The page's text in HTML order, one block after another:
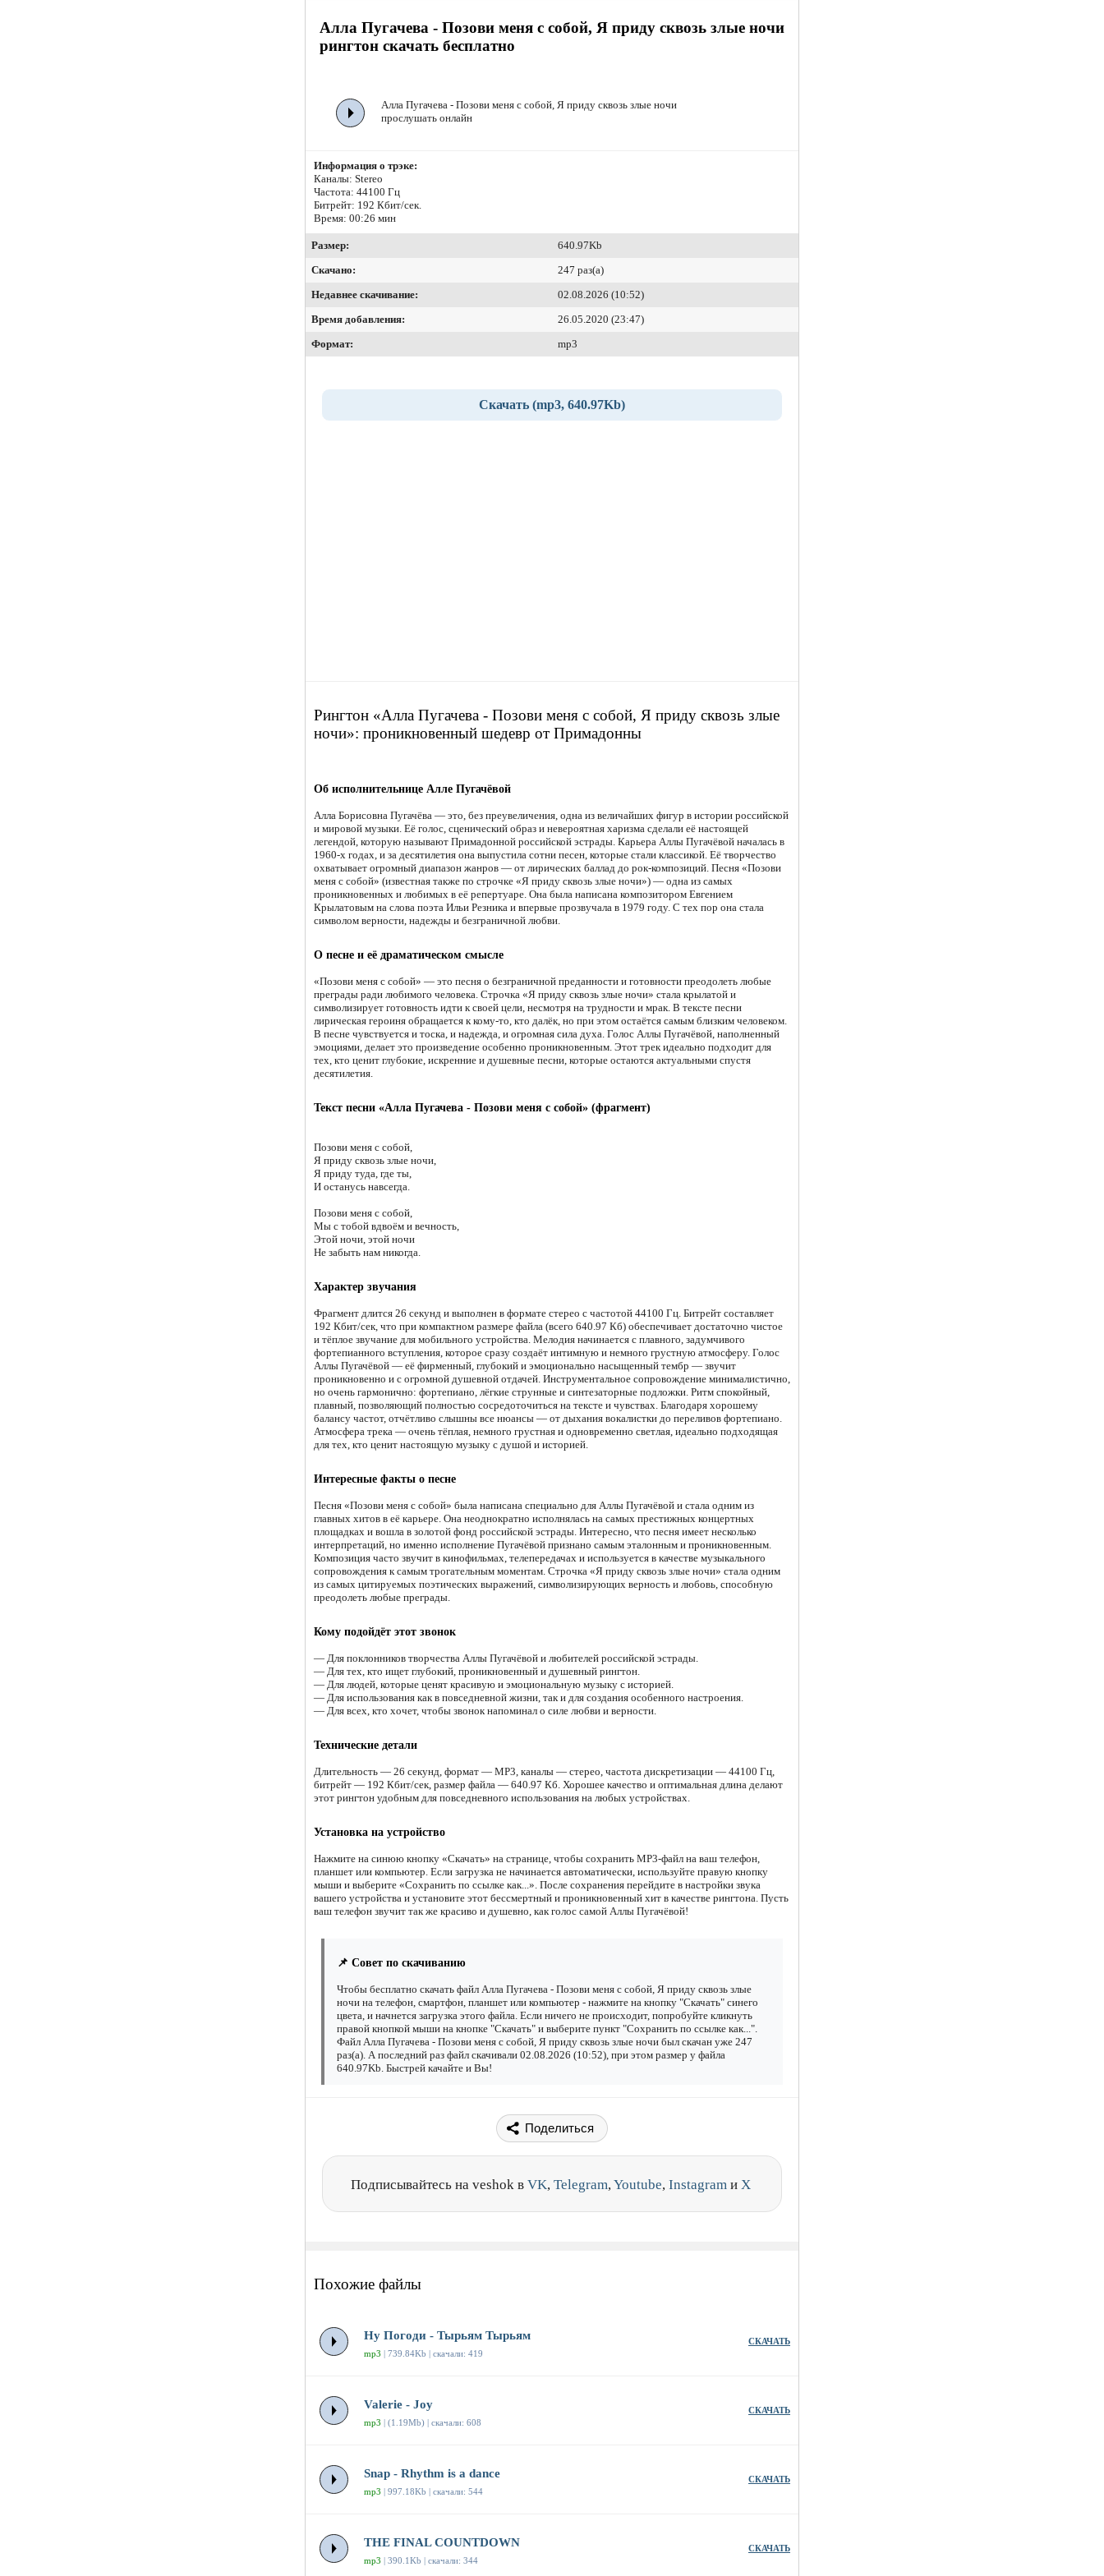
Алла Пугачева - Позови меня с собой, Я приду сквозь злые ночи
рингтон скачать бесплатно
Алла Пугачева - Позови меня с собой, Я приду сквозь злые ночи
прослушать онлайн
Информация о трэке:
Каналы: Stereo
Частота: 44100 Гц
Битрейт: 192 Кбит/сек.
Время: 00:26 мин
Размер:
640.97Kb
Скачано:
247 раз(а)
Недавнее скачивание:
02.08.2026 (10:52)
Время добавления:
26.05.2020 (23:47)
Формат:
mp3
Скачать (mp3, 640.97Kb)
Рингтон «Алла Пугачева - Позови меня с собой, Я приду сквозь злые
ночи»: проникновенный шедевр от Примадонны
Об исполнительнице Алле Пугачёвой
Алла Борисовна Пугачёва — это, без преувеличения, одна из величайших фигур в истории российской
и мировой музыки. Её голос, сценический образ и невероятная харизма сделали её настоящей
легендой, которую называют Примадонной российской эстрады. Карьера Аллы Пугачёвой началась в
1960-х годах, и за десятилетия она выпустила сотни песен, которые стали классикой. Её творчество
охватывает огромный диапазон жанров — от лирических баллад до рок-композиций. Песня «Позови
меня с собой» (известная также по строчке «Я приду сквозь злые ночи») — одна из самых
проникновенных и любимых в её репертуаре. Она была написана композитором Евгением
Крылатовым на слова поэта Ильи Резника и впервые прозвучала в 1979 году. С тех пор она стала
символом верности, надежды и безграничной любви.
О песне и её драматическом смысле
«Позови меня с собой» — это песня о безграничной преданности и готовности преодолеть любые
преграды ради любимого человека. Строчка «Я приду сквозь злые ночи» стала крылатой и
символизирует готовность идти к своей цели, несмотря на трудности и мрак. В тексте песни
лирическая героиня обращается к кому-то, кто далёк, но при этом остаётся самым близким человеком.
В песне чувствуется и тоска, и надежда, и огромная сила духа. Голос Аллы Пугачёвой, наполненный
эмоциями, делает это произведение особенно проникновенным. Этот трек идеально подходит для
тех, кто ценит глубокие, искренние и душевные песни, которые остаются актуальными спустя
десятилетия.
Текст песни «Алла Пугачева - Позови меня с собой» (фрагмент)
Позови меня с собой,
Я приду сквозь злые ночи,
Я приду туда, где ты,
И останусь навсегда.
Позови меня с собой,
Мы с тобой вдвоём и вечность,
Этой ночи, этой ночи
Не забыть нам никогда.
Характер звучания
Фрагмент длится 26 секунд и выполнен в формате стерео с частотой 44100 Гц. Битрейт составляет
192 Кбит/сек, что при компактном размере файла (всего 640.97 Кб) обеспечивает достаточно чистое
и тёплое звучание для мобильного устройства. Мелодия начинается с плавного, задумчивого
фортепианного вступления, которое сразу создаёт интимную и немного грустную атмосферу. Голос
Аллы Пугачёвой — её фирменный, глубокий и эмоционально насыщенный тембр — звучит
проникновенно и с огромной душевной отдачей. Инструментальное сопровождение минималистично,
но очень гармонично: фортепиано, лёгкие струнные и синтезаторные подложки. Ритм спокойный,
плавный, позволяющий полностью сосредоточиться на тексте и чувствах. Благодаря хорошему
балансу частот, отчётливо слышны все нюансы — от дыхания вокалистки до переливов фортепиано.
Атмосфера трека — очень тёплая, немного грустная и одновременно светлая, идеально подходящая
для тех, кто ценит настоящую музыку с душой и историей.
Интересные факты о песне
Песня «Позови меня с собой» была написана специально для Аллы Пугачёвой и стала одним из
главных хитов в её карьере. Она неоднократно исполнялась на самых престижных концертных
площадках и вошла в золотой фонд российской эстрады. Интересно, что песня имеет несколько
интерпретаций, но именно исполнение Пугачёвой признано самым эталонным и проникновенным.
Композиция часто звучит в кинофильмах, телепередачах и используется в качестве музыкального
сопровождения к самым трогательным моментам. Строчка «Я приду сквозь злые ночи» стала одним
из самых цитируемых поэтических выражений, символизирующих верность и любовь, способную
преодолеть любые преграды.
Кому подойдёт этот звонок
— Для поклонников творчества Аллы Пугачёвой и любителей российской эстрады.
— Для тех, кто ищет глубокий, проникновенный и душевный рингтон.
— Для людей, которые ценят красивую и эмоциональную музыку с историей.
— Для использования как в повседневной жизни, так и для создания особенного настроения.
— Для всех, кто хочет, чтобы звонок напоминал о силе любви и верности.
Технические детали
Длительность — 26 секунд, формат — MP3, каналы — стерео, частота дискретизации — 44100 Гц,
битрейт — 192 Кбит/сек, размер файла — 640.97 Кб. Хорошее качество и оптимальная длина делают
этот рингтон удобным для повседневного использования на любых устройствах.
Установка на устройство
Нажмите на синюю кнопку «Скачать» на странице, чтобы сохранить MP3-файл на ваш телефон,
планшет или компьютер. Если загрузка не начинается автоматически, используйте правую кнопку
мыши и выберите «Сохранить по ссылке как...». После сохранения перейдите в настройки звука
вашего устройства и установите этот бессмертный и проникновенный хит в качестве рингтона. Пусть
ваш телефон звучит так же красиво и душевно, как голос самой Аллы Пугачёвой!
📌 Совет по скачиванию
Чтобы бесплатно скачать файл Алла Пугачева - Позови меня с собой, Я приду сквозь злые
ночи на телефон, смартфон, планшет или компьютер - нажмите на кнопку "Скачать" синего
цвета, и начнется загрузка этого файла. Если ничего не происходит, попробуйте кликнуть
правой кнопкой мыши на кнопке "Скачать" и выберите пункт "Сохранить по ссылке как...".
Файл Алла Пугачева - Позови меня с собой, Я приду сквозь злые ночи был скачан уже 247
раз(а). А последний раз файл скачивали 02.08.2026 (10:52), при этом размер у файла
640.97Kb. Быстрей качайте и Вы!
Поделиться
Подписывайтесь на veshok в VK, Telegram,Youtube, Instagram и X
Похожие файлы
Ну Погоди - Тырьям Тырьям
mp3 | 739.84Kb | скачали: 419
СКАЧАТЬ
Valerie - Joy
mp3 | (1.19Mb) | скачали: 608
СКАЧАТЬ
Snap - Rhythm is a dance
mp3 | 997.18Kb | скачали: 544
СКАЧАТЬ
THE FINAL COUNTDOWN
mp3 | 390.1Kb | скачали: 344
СКАЧАТЬ